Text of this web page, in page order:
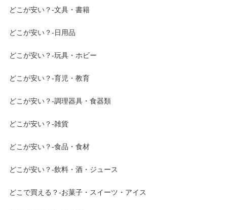
どこが安い？-文具・書籍
どこが安い？-日用品
どこが安い？-玩具・ホビー
どこが安い？-育児・教育
どこが安い？-調理器具・食器類
どこが安い？-雑貨
どこが安い？-食品・食材
どこが安い？-飲料・酒・ジュース
どこで買える？-お菓子・スイーツ・アイス